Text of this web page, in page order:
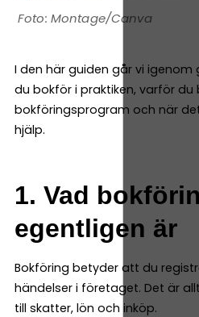
Montage/Canva
I den här guiden går vi igenom
du bokför i praktiken, varför du
bokföringsprogram och när
hjälp.
1. Vad
egentligen är
Bokföring betyder att du
händelser i företaget. Det är
till skatter, lön och inköp.